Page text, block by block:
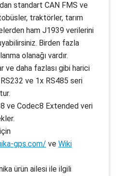
standart CAN FMS ve
traktörler, tarım
ham J1939 verilerini
Birden fazla
olanağı vardır.
ve daha fazlası gibi harici
ve 1x RS485 seri
ve Codec8 Extended veri
gps.com/ ve Wiki
ürün ailesi ile ilgili